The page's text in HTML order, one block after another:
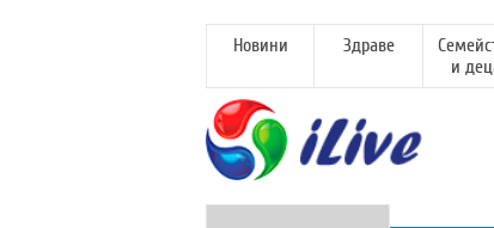
Новини Здраве
и